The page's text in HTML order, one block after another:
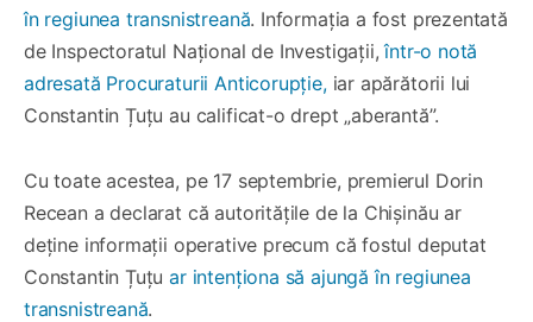
în regiunea transnistreană. Informația a fost prezentată
de Inspectoratul Național de Investigații,într-o notă
adresată Procuraturii Anticorupție,iar apărătorii lui
Constantin Țuțu au calificat-o drept „aberantă”.
Cu toate acestea, pe 17 septembrie, premierul Dorin
Recean a declarat că autoritățile de la Chișinău ar
deține informații operative precum că fostul deputat
Constantin Țuțuar intenționa să ajungă în regiunea
transnistreană.